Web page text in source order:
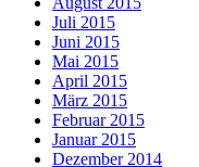
Juli 2015
Juni 2015
Mai 2015
April 2015
März 2015
Februar 2015
Januar 2015
Dezember 2014